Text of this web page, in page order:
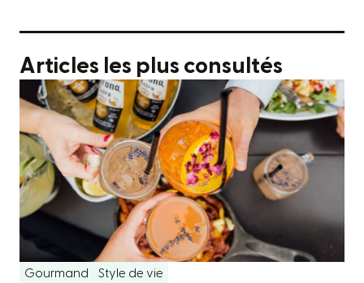
Articles les plus consultés
Gourmand Style de vie